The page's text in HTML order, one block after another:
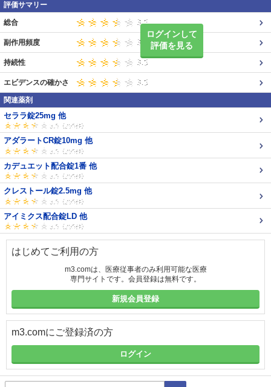
評価サマリー
ログインして
評価を見る
総合
副作用頻度
持続性
エビデンスの確かさ
関連薬剤
セララ錠25mg 他
アダラートCR錠10mg 他
カデュエット配合錠1番 他
クレストール錠2.5mg 他
アイミクス配合錠LD 他
はじめてご利用の方
m3.comは、医療従事者のみ利用可能な医療
専門サイトです。会員登録は無料です。
新規会員登録
m3.comにご登録済の方
ログイン